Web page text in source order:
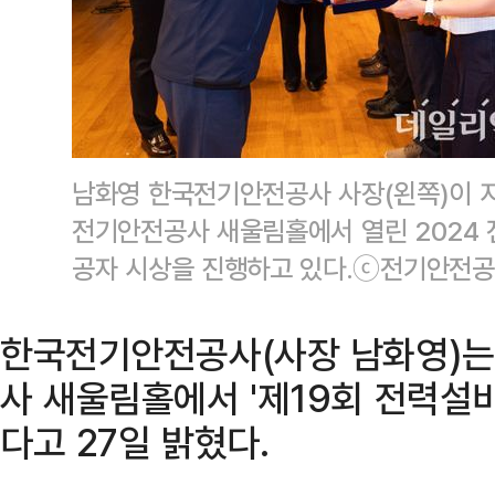
남화영 한국전기안전공사 사장(왼쪽)이
전기안전공사 새울림홀에서 열린 2024
공자 시상을 진행하고 있다.ⓒ전기안전
한국전기안전공사(사장 남화영)
사 새울림홀에서 '제19회 전력설
다고 27일 밝혔다.